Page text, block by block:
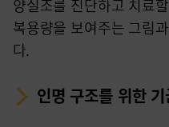
양실조를 진단하고 치료
복용량을 보여주는 그림
다.
인명 구조를 위한